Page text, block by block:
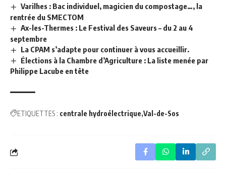
Varilhes : Bac individuel, magicien du compostage…, la
rentrée du SMECTOM
Ax-les-Thermes : Le Festival des Saveurs – du 2 au 4
septembre
La CPAM s’adapte pour continuer à vous accueillir.
Élections à la Chambre d’Agriculture : La liste menée par
Philippe Lacube en tête
ETIQUETTES : centrale hydroélectrique Val-de-Sos